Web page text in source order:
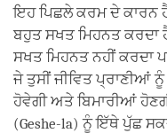
ਇਹ ਪਿਛਲੇ ਕਰਮ ਦੇ ਕਾਰਨ
ਬਹੁਤ ਸਖਤ ਮਿਹਨਤ ਕਰਦਾ
ਸਖਤ ਮਿਹਨਤ ਨਹੀਂ ਕਰਦਾ
ਜੇ ਤੁਸੀਂ ਜੀਵਿਤ ਪ੍ਰਾਣੀਆਂ ਨੂੰ
ਹੋਵੇਗੀ ਅਤੇ ਬਿਮਾਰੀਆਂ
(Geshe-la) ਨੂੰ ਇੱਥੇ ਪੁੱਛ